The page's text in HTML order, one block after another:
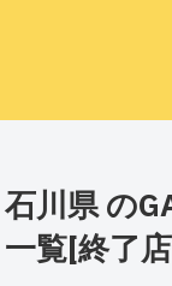
石川県 の
一覧[終了